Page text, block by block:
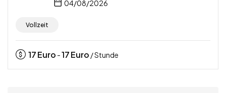
04/08/2026
Vollzeit
17Euro -17Euro / Stunde